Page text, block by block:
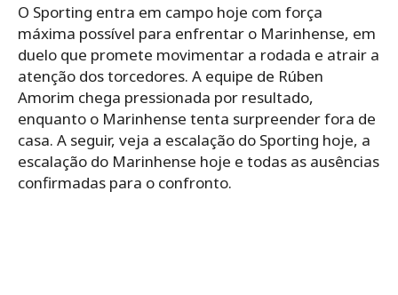
O Sporting entra em campo hoje com força
máxima possível para enfrentar o Marinhense, em
duelo que promete movimentar a rodada e atrair a
atenção dos torcedores. A equipe de Rúben
Amorim chega pressionada por resultado,
enquanto o Marinhense tenta surpreender fora de
casa. A seguir, veja a escalação do Sporting hoje, a
escalação do Marinhense hoje e todas as ausências
confirmadas para o confronto.